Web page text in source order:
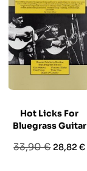
Hot Licks For
Bluegrass Guitar
Prezzo
33,90 € Prezzo
28,82 €